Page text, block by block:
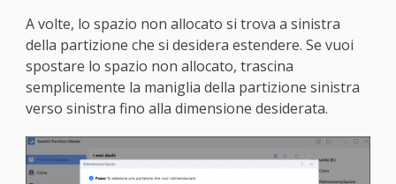
A volte, lo spazio non allocato si trova a sinistra
della partizione che si desidera estendere. Se vuoi
spostare lo spazio non allocato, trascina
semplicemente la maniglia della partizione sinistra
verso sinistra fino alla dimensione desiderata.